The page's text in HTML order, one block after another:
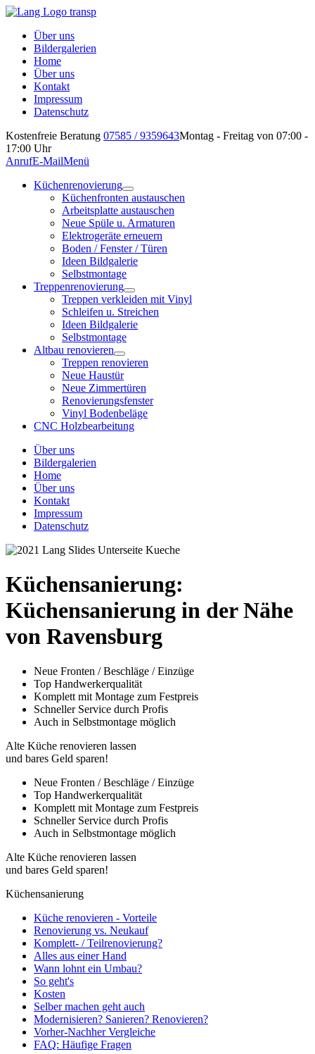
Über uns
Bildergalerien
Home
Über uns
Kontakt
Impressum
Datenschutz
Kostenfreie Beratung 07585 / 9359643Montag - Freitag von 07:00 -
17:00 Uhr
AnrufE-MailMenü
Küchenrenovierung
Küchenfronten austauschen
Arbeitsplatte austauschen
Neue Spüle u. Armaturen
Elektrogeräte erneuern
Boden / Fenster / Türen
Ideen Bildgalerie
Selbstmontage
Treppenrenovierung
Treppen verkleiden mit Vinyl
Schleifen u. Streichen
Ideen Bildgalerie
Selbstmontage
Altbau renovieren
Treppen renovieren
Neue Haustür
Neue Zimmertüren
Renovierungsfenster
Vinyl Bodenbeläge
CNC Holzbearbeitung
Über uns
Bildergalerien
Home
Über uns
Kontakt
Impressum
Datenschutz
Küchensanierung:
Küchensanierung in der Nähe
von Ravensburg
Neue Fronten / Beschläge / Einzüge
Top Handwerkerqualität
Komplett mit Montage zum Festpreis
Schneller Service durch Profis
Auch in Selbstmontage möglich
Alte Küche renovieren lassen
und bares Geld sparen!
Neue Fronten / Beschläge / Einzüge
Top Handwerkerqualität
Komplett mit Montage zum Festpreis
Schneller Service durch Profis
Auch in Selbstmontage möglich
Alte Küche renovieren lassen
und bares Geld sparen!
Küchensanierung
Küche renovieren - Vorteile
Renovierung vs. Neukauf
Komplett- / Teilrenovierung?
Alles aus einer Hand
Wann lohnt ein Umbau?
So geht's
Kosten
Selber machen geht auch
Modernisieren? Sanieren? Renovieren?
Vorher-Nachher Vergleiche
FAQ: Häufige Fragen